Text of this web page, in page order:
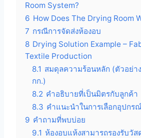
Room System?
6 How Does The Drying Room
7 กรณีการจัดส่งห้องอบ
8 Drying Solution Example –
Textile Production
8.1 สมดุลความร้อนหลัก (ตัวอย่า
กก.)
8.2 คำอธิบายที่เป็นมิตรกับลูกค้า
8.3 คำแนะนำในการเลือกอุปกร
9 คำถามที่พบบ่อย
9.1 ห้องอบแห้งสามารถรองรับวัส